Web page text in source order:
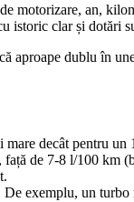
an,
istoric clar și dotări
dublu în
decât pentru
de 7-8 l/100 km
exemplu, un